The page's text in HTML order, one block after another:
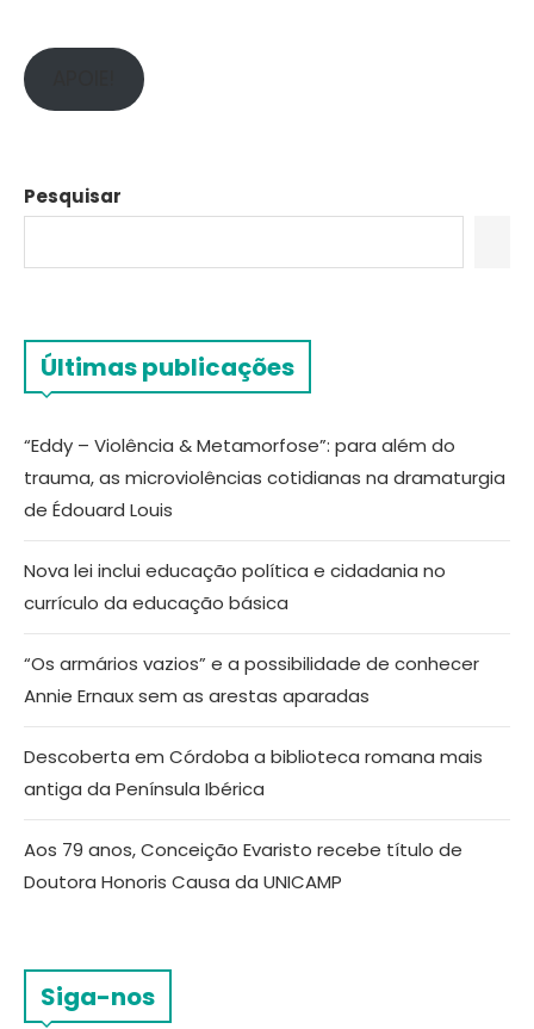
Pesquisar
Últimas publicações
“Eddy – Violência & Metamorfose”: para além do
trauma, as microviolências cotidianas na dramaturgia
de Édouard Louis
Nova lei inclui educação política e cidadania no
currículo da educação básica
“Os armários vazios” e a possibilidade de conhecer
Annie Ernaux sem as arestas aparadas
Descoberta em Córdoba a biblioteca romana mais
antiga da Península Ibérica
Aos 79 anos, Conceição Evaristo recebe título de
Doutora Honoris Causa da UNICAMP
Siga-nos